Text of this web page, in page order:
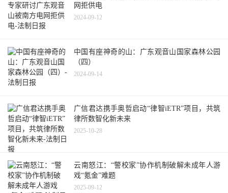
网拒供电
2024-09-12
中国有座神奇的山：广东观音山国家森林公园
（四）
2024-09-14
广信君达携手奥哲启动“律智iETR”项目，共筑
律所数智化新未来
2025-10-28
云南怒江：“警校家”协作机制破解未成年人游
戏“氪金”难题
2025-09-12